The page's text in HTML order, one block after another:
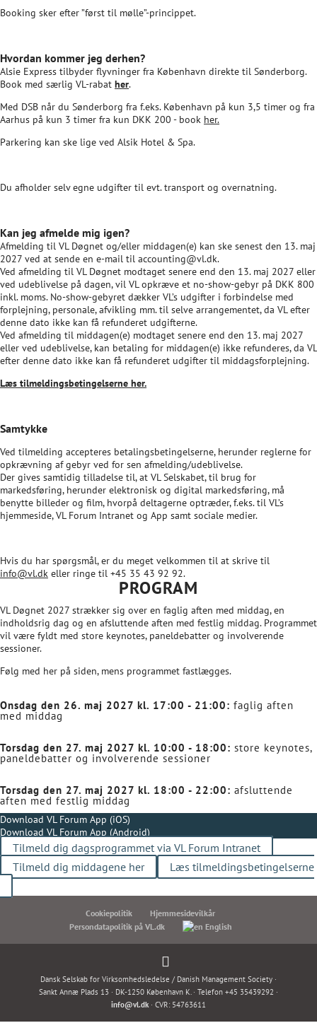
Booking sker efter ”først til mølle”-princippet.
Hvordan kommer jeg derhen?
Alsie Express tilbyder flyvninger fra København direkte til Sønderborg.
Book med særlig VL-rabat her.
Med DSB når du Sønderborg fra f.eks. København på kun 3,5 timer og fra
Aarhus på kun 3 timer fra kun DKK 200 - book her.
Parkering kan ske lige ved Alsik Hotel & Spa.
Du afholder selv egne udgifter til evt. transport og overnatning.
Kan jeg afmelde mig igen?
Afmelding til VL Døgnet og/eller middagen(e) kan ske senest den 13. maj
2027 ved at sende en e-mail til accounting@vl.dk.
Ved afmelding til VL Døgnet modtaget senere end den 13. maj 2027 eller
ved udeblivelse på dagen, vil VL opkræve et no-show-gebyr på DKK 800
inkl. moms. No-show-gebyret dækker VL’s udgifter i forbindelse med
forplejning, personale, afvikling mm. til selve arrangementet, da VL efter
denne dato ikke kan få refunderet udgifterne.
Ved afmelding til middagen(e) modtaget senere end den 13. maj 2027
eller ved udeblivelse, kan betaling for middagen(e) ikke refunderes, da VL
efter denne dato ikke kan få refunderet udgifter til middagsforplejning.
Læs tilmeldingsbetingelserne her.
Samtykke
Ved tilmelding accepteres betalingsbetingelserne, herunder reglerne for
opkrævning af gebyr ved for sen afmelding/udeblivelse.
Der gives samtidig tilladelse til, at VL Selskabet, til brug for
markedsføring, herunder elektronisk og digital markedsføring, må
benytte billeder og film, hvorpå deltagerne optræder, f.eks. til VL’s
hjemmeside, VL Forum Intranet og App samt sociale medier.
Hvis du har spørgsmål, er du meget velkommen til at skrive til
info@vl.dk eller ringe til +45 35 43 92 92.
PROGRAM
VL Døgnet 2027 strækker sig over en faglig aften med middag, en
indholdsrig dag og en afsluttende aften med festlig middag. Programmet
vil være fyldt med store keynotes, paneldebatter og involverende
sessioner.
Følg med her på siden, mens programmet fastlægges.
Onsdag den 26. maj 2027 kl. 17:00 - 21:00: faglig aften
med middag
Torsdag den 27. maj 2027 kl. 10:00 - 18:00: store keynotes,
paneldebatter og involverende sessioner
Torsdag den 27. maj 2027 kl. 18:00 - 22:00: afsluttende
aften med festlig middag
Download VL Forum App (iOS)
Download VL Forum App (Android)
Tilmeld dig dagsprogrammet via VL Forum Intranet
Tilmeld dig middagene her
Læs tilmeldingsbetingelserne
Cookiepolitik
Hjemmesidevilkår
Persondatapolitik på VL.dk
English
Dansk Selskab for Virksomhedsledelse / Danish Management Society ·
Sankt Annæ Plads 13 · DK-1250 København K. · Telefon +45 35439292 ·
info@vl.dk· CVR: 54763611